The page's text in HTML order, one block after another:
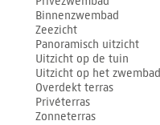
Binnenzwembad
Zeezicht
Panoramisch uitzicht
Uitzicht op de tuin
Uitzicht op het zwembad
Overdekt terras
Privéterras
Zonneterras